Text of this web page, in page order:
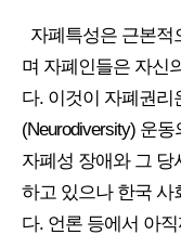
자폐특성은 근본적
며 자폐인들은 자신
다. 이것이 자폐권리
(Neurodiversity) 운
자폐성 장애와 그
하고 있으나 한국 사
다. 언론 등에서 아